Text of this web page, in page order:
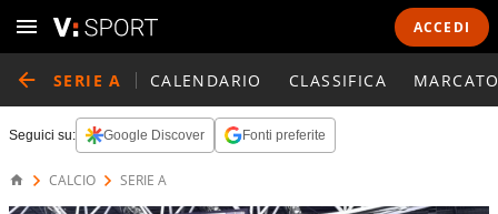
ACCEDI
SERIE A CALENDARIO CLASSIFICA
Seguici su: Google Discover Fonti preferite
CALCIO SERIE A